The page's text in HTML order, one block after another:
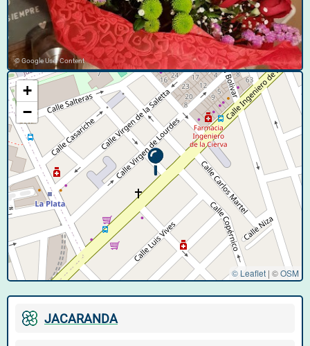
© Google User Content
+
−
© Leaflet | ©OSM
JACARANDA